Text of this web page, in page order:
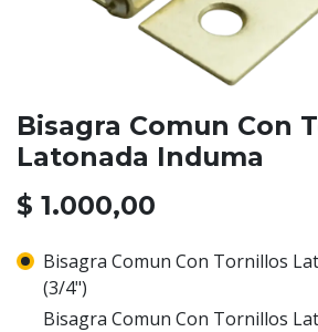
Bisagra Comun Con
Latonada Induma
$ 1.000,00
Bisagra Comun Con Tornillos
(3/4")
Bisagra Comun Con Tornillos